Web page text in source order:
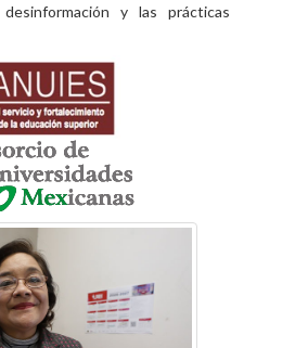
y las prácticas